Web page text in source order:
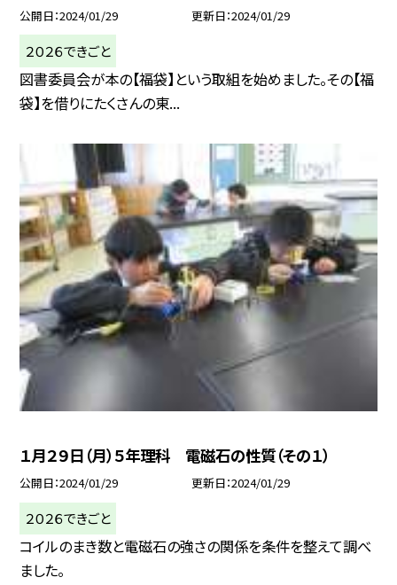
公開日 2024/01/29 更新日 2024/01/29
２０２６できごと
図書委員会が本の【福袋】という取組を始めました。その【福
袋】を借りにたくさんの東...
１月２９日（月）５年理科 電磁石の性質（その１）
公開日 2024/01/29 更新日 2024/01/29
２０２６できごと
コイルのまき数と電磁石の強さの関係を条件を整えて調べ
ました。